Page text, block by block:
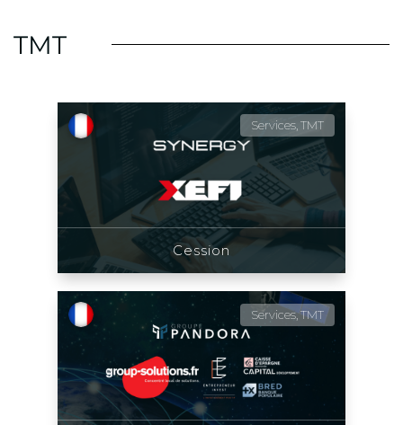
TMT
Services, TMT
Cession
Services, TMT